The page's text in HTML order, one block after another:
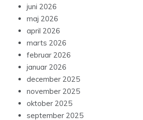
juni 2026
maj 2026
april 2026
marts 2026
februar 2026
januar 2026
december 2025
november 2025
oktober 2025
september 2025